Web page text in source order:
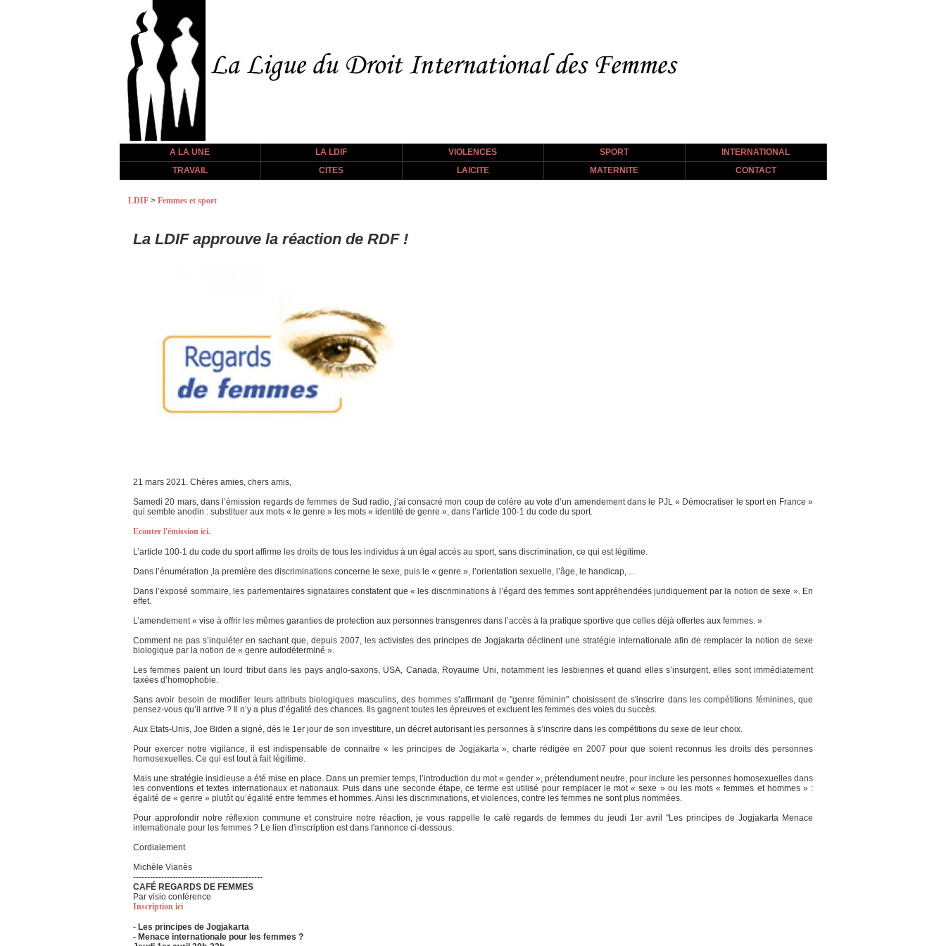
A LA UNE LA LDIF VIOLENCES SPORT
INTERNATIONAL
TRAVAIL
CITES LAICITE MATERNITE CONTACT
LDIF > Femmes et sport
La LDIF approuve la réaction de RDF !
21 mars 2021. Chères amies, chers amis,
Samedi 20 mars, dans l’émission regards de femmes de Sud radio, j’ai consacré mon coup de colère au vote d’un amendement dans le PJL « Démocratiser le sport en France »
qui semble anodin : substituer aux mots « le genre » les mots « identité de genre », dans l’article 100-1 du code du sport.
Ecouter l'émission ici.
L’article 100-1 du code du sport affirme les droits de tous les individus à un égal accès au sport, sans discrimination, ce qui est légitime.
Dans l’énumération ,la première des discriminations concerne le sexe, puis le « genre », l’orientation sexuelle, l’âge, le handicap, ...
Dans l’exposé sommaire, les parlementaires signataires constatent que « les discriminations à l’égard des femmes sont appréhendées juridiquement par la notion de sexe ». En
effet.
L’amendement « vise à offrir les mêmes garanties de protection aux personnes transgenres dans l’accès à la pratique sportive que celles déjà offertes aux femmes. »
Comment ne pas s’inquiéter en sachant que, depuis 2007, les activistes des principes de Jogjakarta déclinent une stratégie internationale afin de remplacer la notion de sexe
biologique par la notion de « genre autodéterminé ».
Les femmes paient un lourd tribut dans les pays anglo-saxons, USA, Canada, Royaume Uni, notamment les lesbiennes et quand elles s’insurgent, elles sont immédiatement
taxées d’homophobie.
Sans avoir besoin de modifier leurs attributs biologiques masculins, des hommes s’affirmant de "genre féminin" choisissent de s'inscrire dans les compétitions féminines, que
pensez-vous qu’il arrive ? Il n’y a plus d’égalité des chances. Ils gagnent toutes les épreuves et excluent les femmes des voies du succès.
Aux Etats-Unis, Joe Biden a signé, dès le 1er jour de son investiture, un décret autorisant les personnes à s’inscrire dans les compétitions du sexe de leur choix.
Pour exercer notre vigilance, il est indispensable de connaitre « les principes de Jogjakarta », charte rédigée en 2007 pour que soient reconnus les droits des personnes
homosexuelles. Ce qui est tout à fait légitime.
Mais une stratégie insidieuse a été mise en place. Dans un premier temps, l’introduction du mot « gender », prétendument neutre, pour inclure les personnes homosexuelles dans
les conventions et textes internationaux et nationaux. Puis dans une seconde étape, ce terme est utilisé pour remplacer le mot « sexe » ou les mots « femmes et hommes » :
égalité de « genre » plutôt qu’égalité entre femmes et hommes. Ainsi les discriminations, et violences, contre les femmes ne sont plus nommées.
Pour approfondir notre réflexion commune et construire notre réaction, je vous rappelle le café regards de femmes du jeudi 1er avril "Les principes de Jogjakarta Menace
internationale pour les femmes ? Le lien d'inscription est dans l'annonce ci-dessous.
Cordialement
Michèle Vianès
----------------------------------------------
CAFÉ REGARDS DE FEMMES
Par visio conférence
Inscription ici
- Les principes de Jogjakarta
- Menace internationale pour les femmes ?